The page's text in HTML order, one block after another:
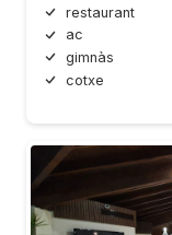
restaurant
ac
gimnàs
cotxe